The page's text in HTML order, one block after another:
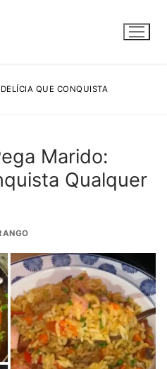
QUE CONQUISTA
Marido:
Qualquer